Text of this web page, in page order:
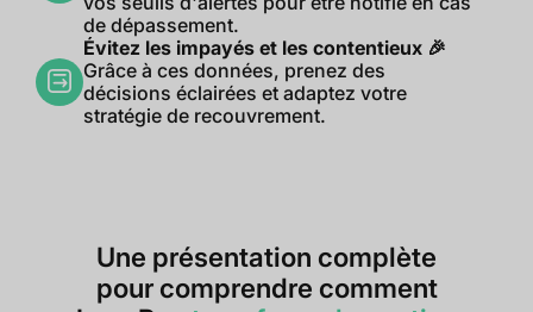
de dépassement.
Évitez les impayés et les contentieux 🎉
Grâce à ces données, prenez des
décisions éclairées et adaptez votre
stratégie de recouvrement.
Une présentation complète
pour comprendre comment